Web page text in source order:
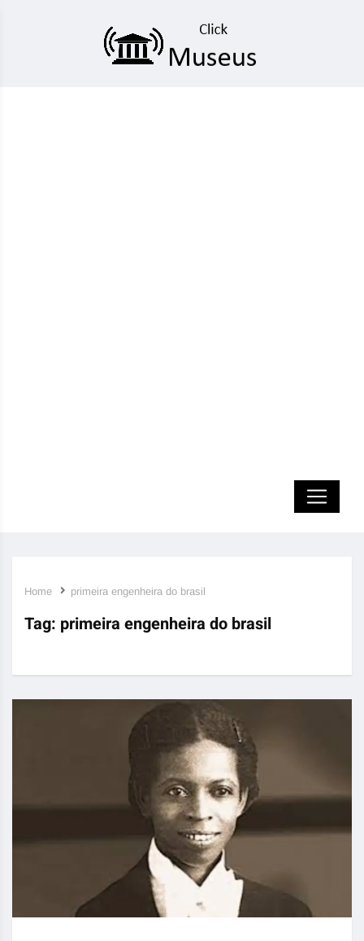
Home primeira engenheira do brasil
Tag: primeira engenheira do brasil